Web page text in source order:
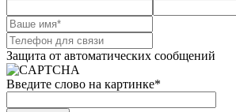
Защита от автоматических сообщений
Введите слово на картинке*